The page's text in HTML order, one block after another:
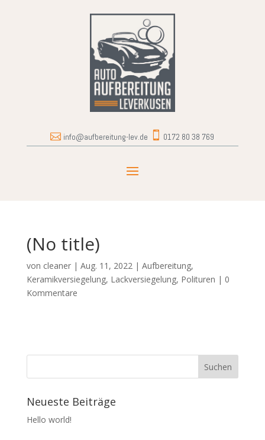
 info@aufbereitung-lev.de  0172 80 38 769
(No title)
von cleaner| Aug. 11, 2022| Aufbereitung,
Keramikversiegelung, Lackversiegelung, Polituren | 0
Kommentare
Neueste Beiträge
Hello world!